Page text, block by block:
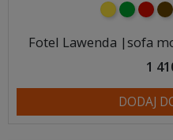
żółtyzielony
Fotel Lawenda |sofa
1
DODAJ